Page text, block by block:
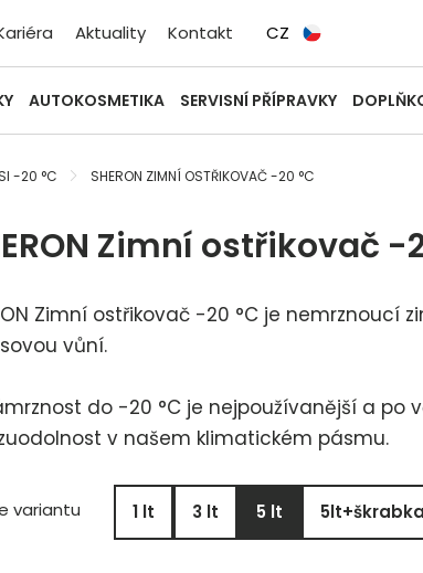
Aktuality Kontakt CZ
AUTOKOSMETIKA SERVISNÍ PŘÍPRAVKY
-20 °C SHERON ZIMNÍ OSTŘIKOVAČ -20 °C
Zimní ostřikovač -
Zimní ostřikovač -20 °C je
vůní.
do -20 °C je nejpoužívanější a po
v našem klimatickém pásmu.
variantu 1 lt 3 lt 5 lt 5lt+škrabka